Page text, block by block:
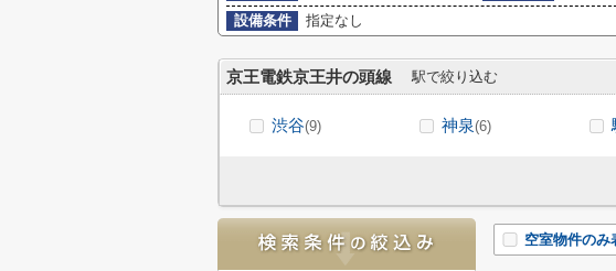
設備条件
指定なし
京王電鉄京王井の頭線 駅で絞り込む
渋谷(9) 神泉(6)
空室物件のみ